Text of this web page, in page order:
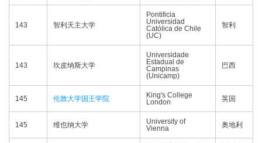
143 智利天主大学
Pontificia
Universidad
Católica de Chile
(UC)
智利
143 坎皮纳斯大学
Universidade
Estadual de
Campinas
(Unicamp)
巴西
145 伦敦大学国王学院
King's College
London
英国
145 维也纳大学
University of
Vienna
奥地利